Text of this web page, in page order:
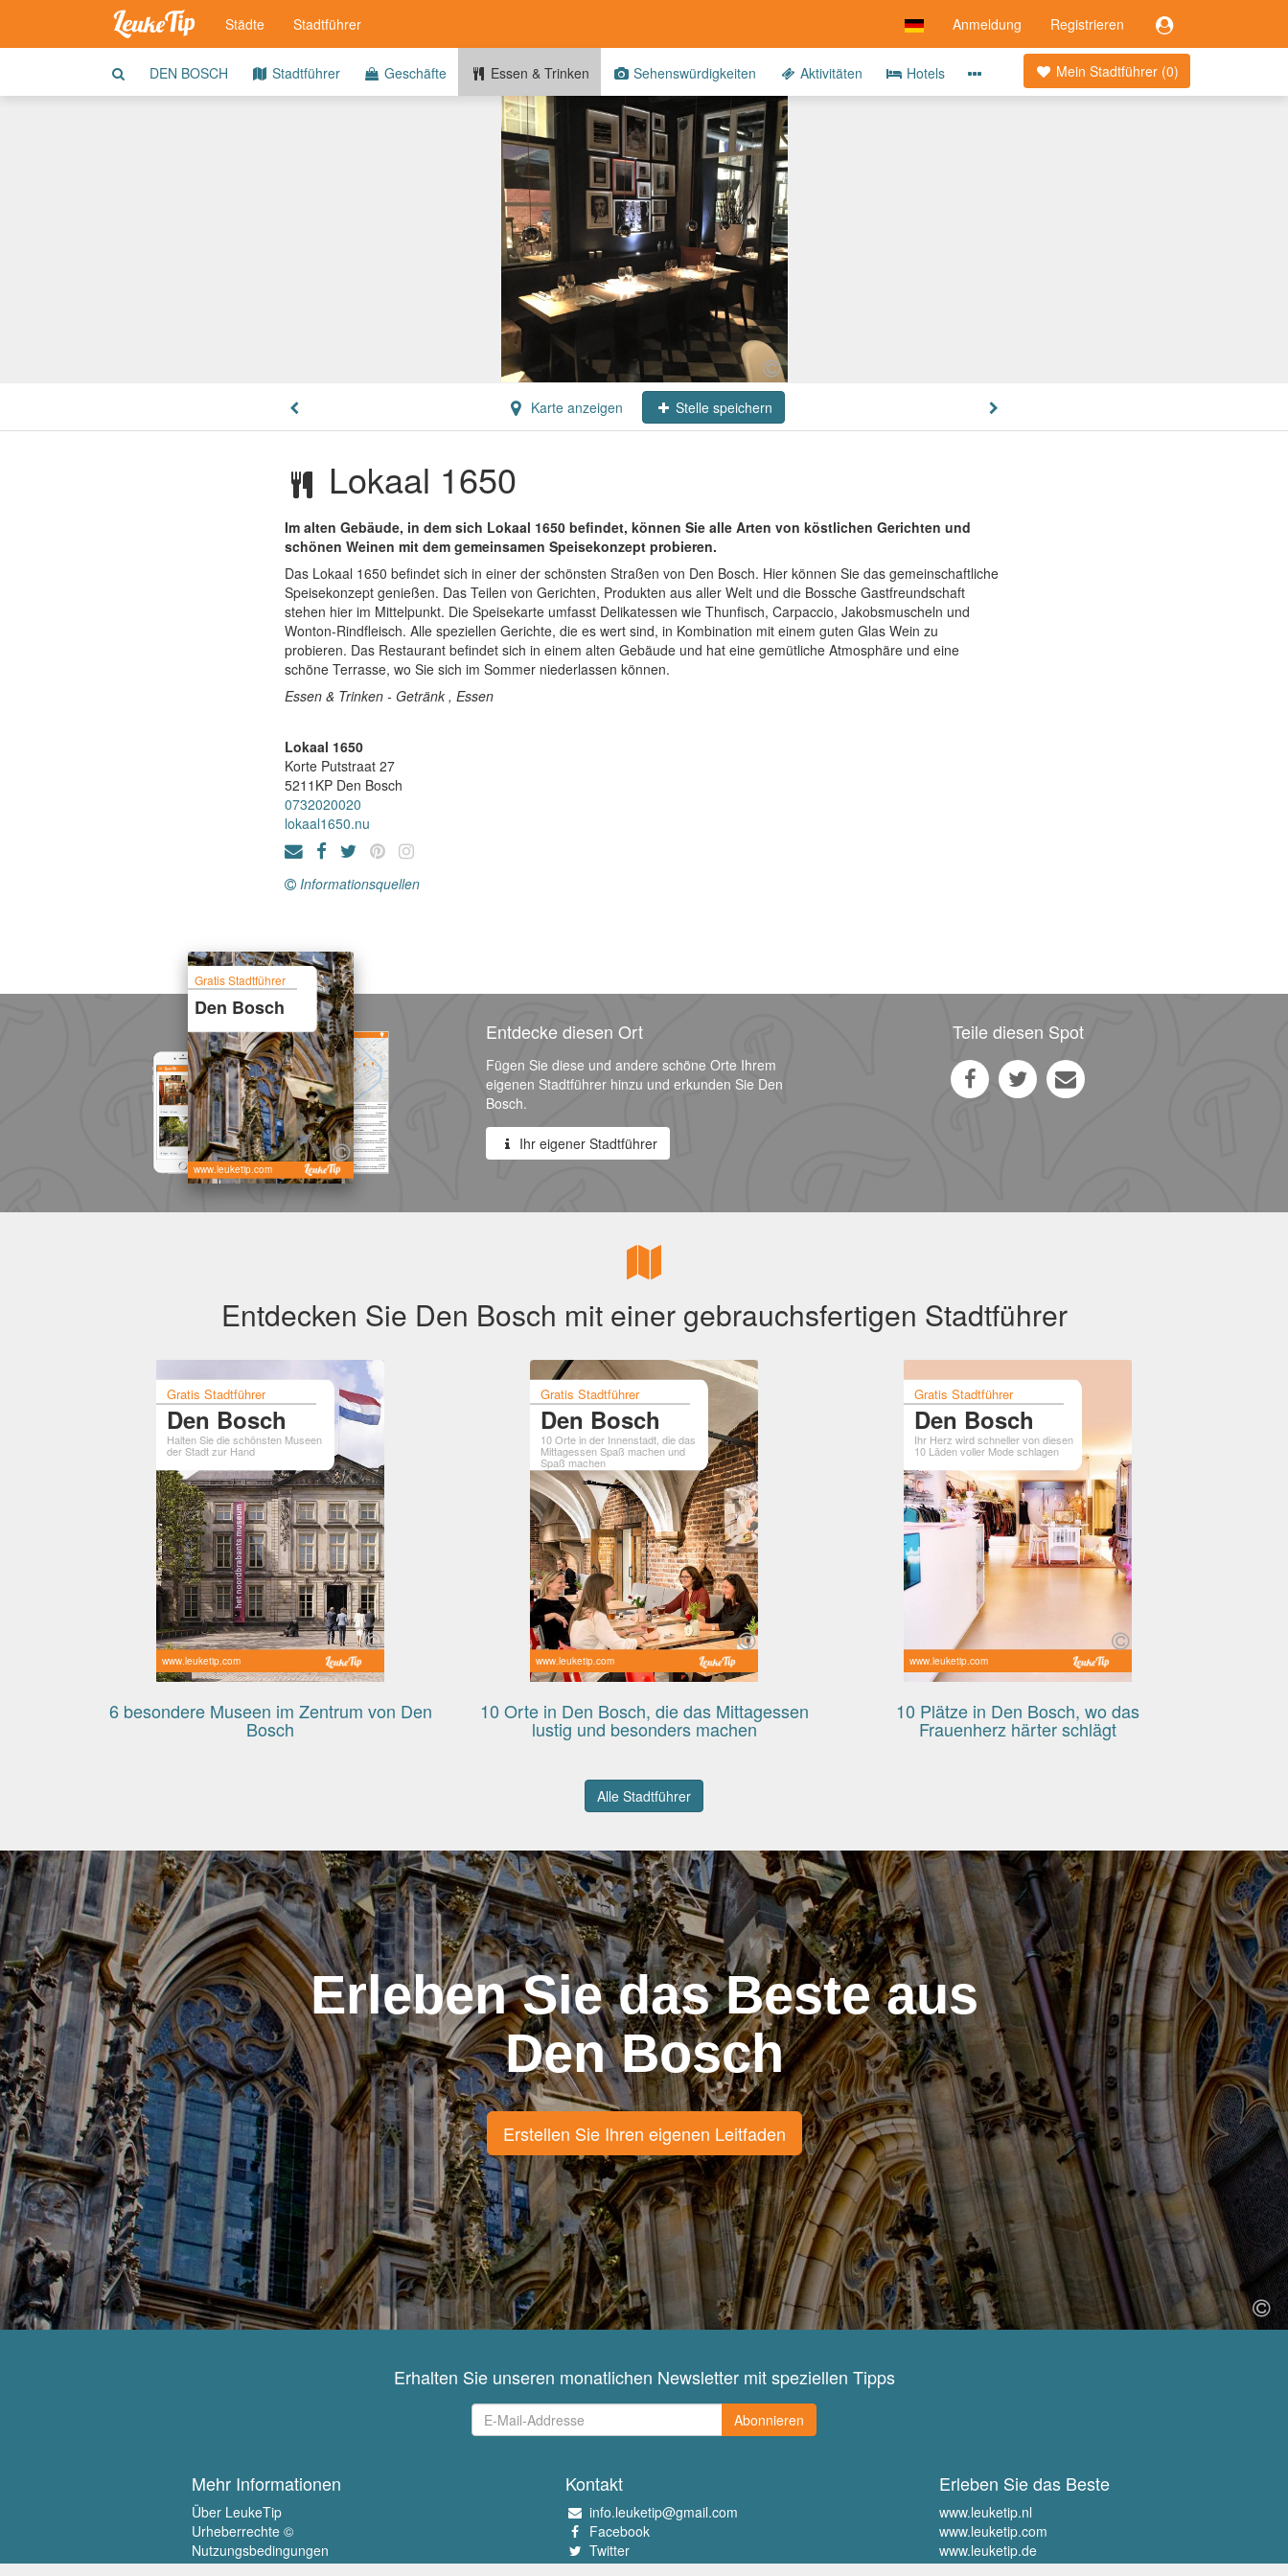
Anmeldung Registrieren
Städte Stadtführer
Mein Stadtführer (0)
DEN BOSCH Stadtführer Geschäfte Essen & Trinken Sehenswürdigkeiten Aktivitäten Hotels
Karte anzeigen Stelle speichern
Lokaal 1650
Im alten Gebäude, in dem sich Lokaal 1650 befindet, können Sie alle Arten von köstlichen Gerichten und
schönen Weinen mit dem gemeinsamen Speisekonzept probieren.
Das Lokaal 1650 befindet sich in einer der schönsten Straßen von Den Bosch. Hier können Sie das gemeinschaftliche
Speisekonzept genießen. Das Teilen von Gerichten, Produkten aus aller Welt und die Bossche Gastfreundschaft
stehen hier im Mittelpunkt. Die Speisekarte umfasst Delikatessen wie Thunfisch, Carpaccio, Jakobsmuscheln und
Wonton-Rindfleisch. Alle speziellen Gerichte, die es wert sind, in Kombination mit einem guten Glas Wein zu
probieren. Das Restaurant befindet sich in einem alten Gebäude und hat eine gemütliche Atmosphäre und eine
schöne Terrasse, wo Sie sich im Sommer niederlassen können.
Essen & Trinken - Getränk , Essen
Lokaal 1650
Korte Putstraat 27
5211KP Den Bosch
0732020020
lokaal1650.nu
Informationsquellen
Gratis Stadtführer
Den Bosch
www.leuketip.com
Entdecke diesen Ort
Fügen Sie diese und andere schöne Orte Ihrem
eigenen Stadtführer hinzu und erkunden Sie Den
Bosch.
Ihr eigener Stadtführer
Teile diesen Spot
Entdecken Sie Den Bosch mit einer gebrauchsfertigen Stadtführer
Gratis Stadtführer
Den Bosch
Halten Sie die schönsten Museen
der Stadt zur Hand
www.leuketip.com
6 besondere Museen im Zentrum von Den
Bosch
Gratis Stadtführer
Den Bosch
10 Orte in der Innenstadt, die das
Mittagessen Spaß machen und
Spaß machen
www.leuketip.com
10 Orte in Den Bosch, die das Mittagessen
lustig und besonders machen
Gratis Stadtführer
Den Bosch
Ihr Herz wird schneller von diesen
10 Läden voller Mode schlagen
www.leuketip.com
10 Plätze in Den Bosch, wo das
Frauenherz härter schlägt
Alle Stadtführer
Erleben Sie das Beste aus
Den Bosch
Erstellen Sie Ihren eigenen Leitfaden
Erhalten Sie unseren monatlichen Newsletter mit speziellen Tipps
Abonnieren
Mehr Informationen
Über LeukeTip
Urheberrechte ©
Nutzungsbedingungen
Privatsphäre
Kontakt
info.leuketip@gmail.com
Facebook
Twitter
Instagram
Erleben Sie das Beste
www.leuketip.nl
www.leuketip.com
www.leuketip.de
www.leuketip.fr